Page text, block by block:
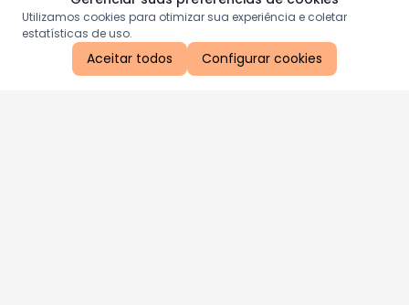
Utilizamos cookies para otimizar sua experiência e coletar
estatísticas de uso.
Aceitar todos Configurar cookies